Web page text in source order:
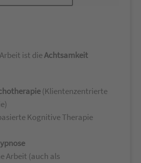
ist dieAchtsamkeit
(Klientenzentrierte
Kognitive Therapie
Arbeit (auch als